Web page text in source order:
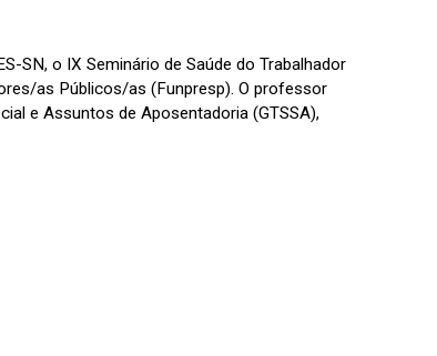
SN, o IX Seminário de Saúde do Trabalhador
as Públicos/as (Funpresp). O professor
e Assuntos de Aposentadoria (GTSSA),